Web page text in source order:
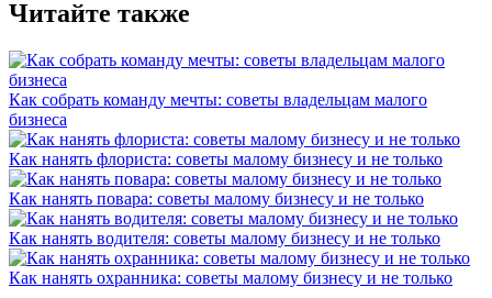
Читайте также
Как собрать команду мечты: советы владельцам малого
бизнеса
Как нанять флориста: советы малому бизнесу и не только
Как нанять повара: советы малому бизнесу и не только
Как нанять водителя: советы малому бизнесу и не только
Как нанять охранника: советы малому бизнесу и не только